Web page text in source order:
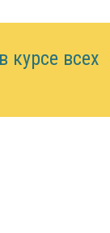
курсе всех